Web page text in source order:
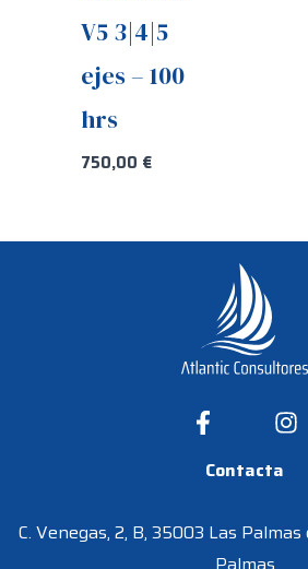
V5 3|4|5
ejes – 100
hrs
750,00 €
Contacta
C. Venegas, 2, B, 35003 Las